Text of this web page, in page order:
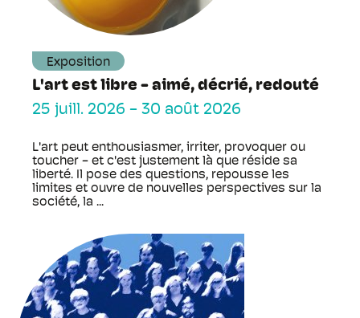
Exposition
L'art est libre - aimé, décrié, redouté
25 juill. 2026 - 30 août 2026
L'art peut enthousiasmer, irriter, provoquer ou
toucher - et c'est justement là que réside sa
liberté. Il pose des questions, repousse les
limites et ouvre de nouvelles perspectives sur la
société, la ...